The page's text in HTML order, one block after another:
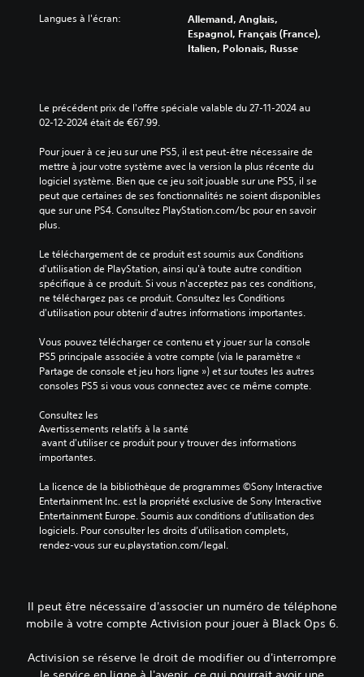
Langues à l'écran:
Allemand, Anglais,
Espagnol, Français (France),
Italien, Polonais, Russe
Le précédent prix de l'offre spéciale valable du 27-11-2024 au
02-12-2024 était de €67.99.
Pour jouer à ce jeu sur une PS5, il est peut-être nécessaire de
mettre à jour votre système avec la version la plus récente du
logiciel système. Bien que ce jeu soit jouable sur une PS5, il se
peut que certaines de ses fonctionnalités ne soient disponibles
que sur une PS4. Consultez PlayStation.com/bc pour en savoir
plus.
Le téléchargement de ce produit est soumis aux Conditions
d'utilisation de PlayStation, ainsi qu'à toute autre condition
spécifique à ce produit. Si vous n'acceptez pas ces conditions,
ne téléchargez pas ce produit. Consultez les Conditions
d'utilisation pour obtenir d'autres informations importantes.
Vous pouvez télécharger ce contenu et y jouer sur la console
PS5 principale associée à votre compte (via le paramètre «
Partage de console et jeu hors ligne ») et sur toutes les autres
consoles PS5 si vous vous connectez avec ce même compte.
Consultez les
Avertissements relatifs à la santé
importantes.
La licence de la bibliothèque de programmes ©Sony Interactive
Entertainment Inc. est la propriété exclusive de Sony Interactive
Entertainment Europe. Soumis aux conditions d’utilisation des
logiciels. Pour consulter les droits d’utilisation complets,
rendez-vous sur eu.playstation.com/legal.
Il peut être nécessaire d'associer un numéro de téléphone
mobile à votre compte Activision pour jouer à Black Ops 6.
Activision se réserve le droit de modifier ou d'interrompre